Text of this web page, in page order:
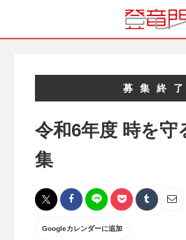
募集終了
令和6年度 時を守
集
Googleカレンダーに追加